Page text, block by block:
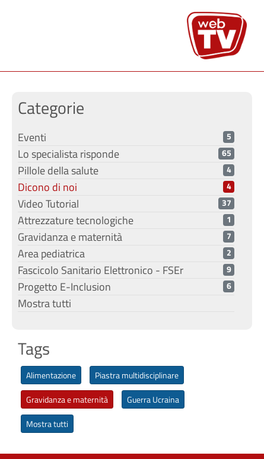
Categorie
Eventi 5
Lo specialista risponde 65
Pillole della salute 4
Dicono di noi 4
Video Tutorial 37
Attrezzature tecnologiche 1
Gravidanza e maternità 7
Area pediatrica 2
Fascicolo Sanitario Elettronico - FSEr 9
Progetto E-Inclusion 6
Mostra tutti
Tags
Alimentazione
Piastra multidisciplinare
Gravidanza e maternità
Guerra Ucraina
Mostra tutti